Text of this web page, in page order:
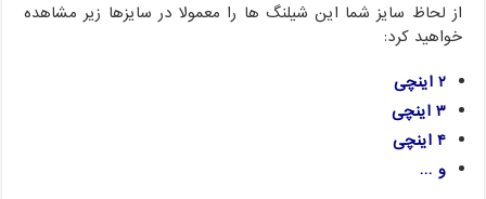
از لحاظ سایز شما این شیلنگ ها را معمولا در سایزها زیر مشاهده
خواهید کرد:
۲ اینچی
۳ اینچی
۴ اینچی
و …